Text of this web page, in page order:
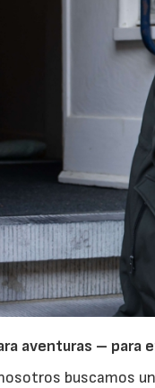
aventuras – para
buscamos